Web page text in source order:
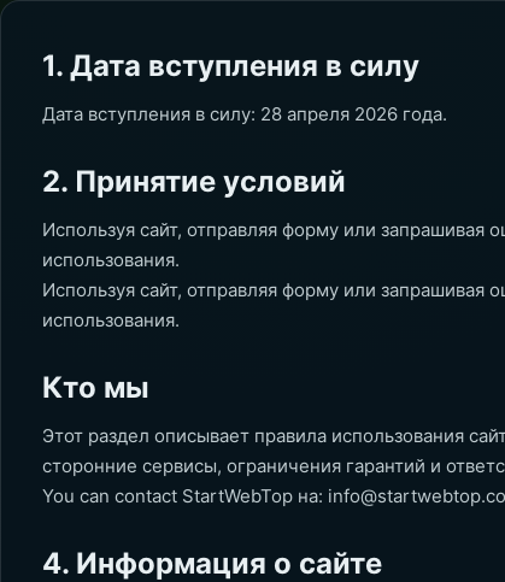
1. Дата вступления в силу
Дата вступления в силу: 28 апреля 2026 года.
2. Принятие условий
Используя сайт, отправляя форму или запрашивая
использования.
Используя сайт, отправляя форму или запрашивая
использования.
Кто мы
Этот раздел описывает правила использования
сторонние сервисы, ограничения гарантий и
You can contact StartWebTop на:
4. Информация о сайте